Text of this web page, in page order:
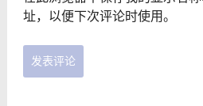
址，以便下次评论时使用。